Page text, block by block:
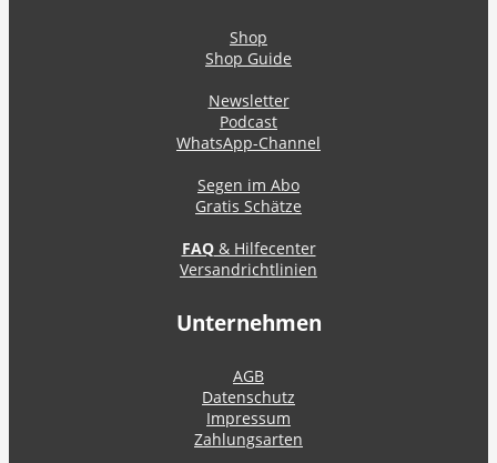
Shop
Shop Guide
Newsletter
Podcast
WhatsApp-Channel
Segen im Abo
Gratis Schätze
FAQ& Hilfecenter
Versandrichtlinien
Unternehmen
AGB
Datenschutz
Impressum
Zahlungsarten